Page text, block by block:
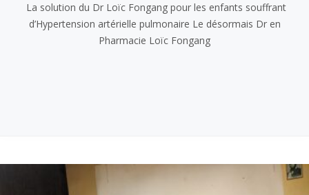
La solution du Dr Loïc Fongang pour les enfants souffrant
d’Hypertension artérielle pulmonaire Le désormais Dr en
Pharmacie Loïc Fongang